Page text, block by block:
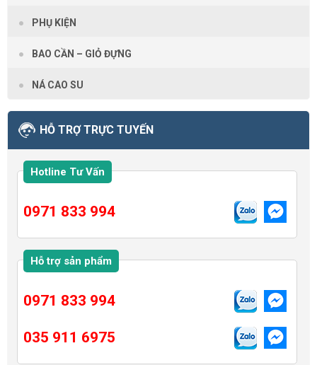
PHỤ KIỆN
BAO CẦN – GIỎ ĐỰNG
NÁ CAO SU
HỖ TRỢ TRỰC TUYẾN
Hotline Tư Vấn
0971 833 994
Hỗ trợ sản phẩm
0971 833 994
035 911 6975